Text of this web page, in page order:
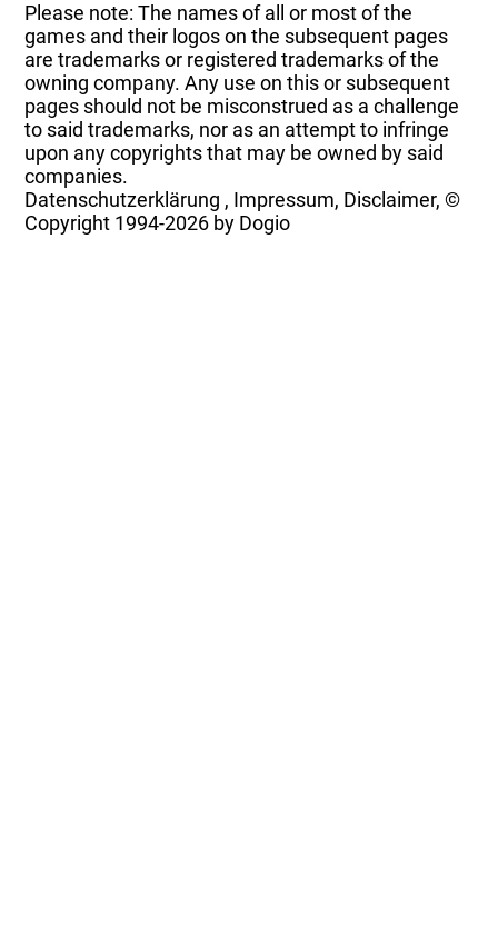
Please note: The names of all or most of the
games and their logos on the subsequent pages
are trademarks or registered trademarks of the
owning company. Any use on this or subsequent
pages should not be misconstrued as a challenge
to said trademarks, nor as an attempt to infringe
upon any copyrights that may be owned by said
companies.
Datenschutzerklärung , Impressum, Disclaimer, ©
Copyright 1994-2026 by Dogio